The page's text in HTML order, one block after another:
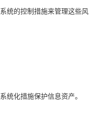
统的控制措施来管理这些风
统化措施保护信息资产。